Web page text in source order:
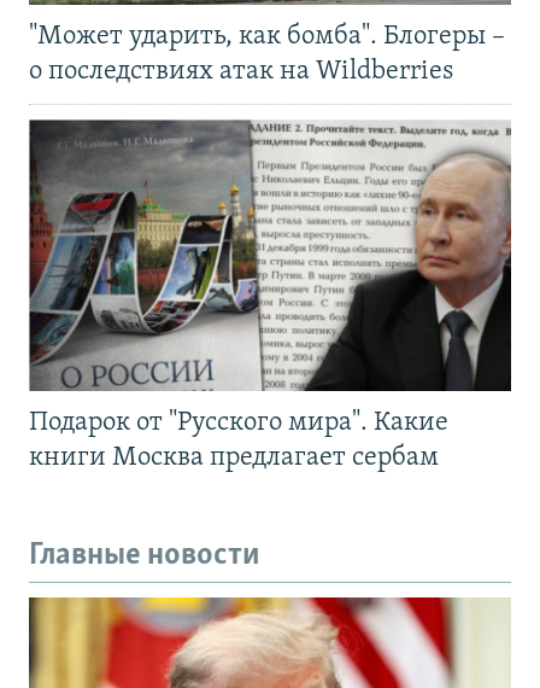
"Может ударить, как бомба". Блогеры –
о последствиях атак на Wildberries
Подарок от "Русского мира". Какие
книги Москва предлагает сербам
Главные новости